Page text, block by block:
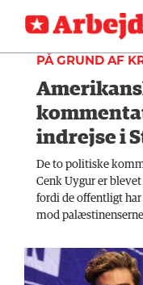
SEKTIONER
ARBEJDEREN
MENER
FAGLIGT
INDLAND
UDLAND
KALENDER
ABONNER
LOG IND
PÅ GRUND AF
indrejse i
De to politiske
Cenk Uygur er
fordi de offentligt
mod